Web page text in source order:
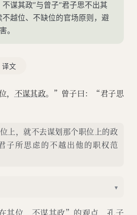
谋其政”与曾子“君子思不出其
越位、不缺位的官场原则，避
。
译文
不谋其政。”曾子曰：“君子思
上，就不去谋划那个职位上的政
所思虑的不越出他的职权范
▾